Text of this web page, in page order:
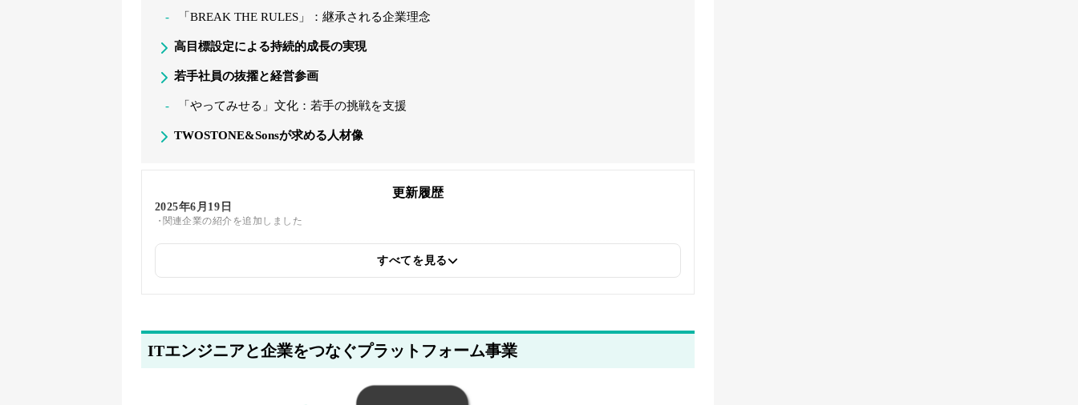
「BREAK THE RULES」：継承される企業理念
高目標設定による持続的成長の実現
若手社員の抜擢と経営参画
「やってみせる」文化：若手の挑戦を支援
TWOSTONE&Sonsが求める人材像
更新履歴
2025年6月19日
関連企業の紹介を追加しました
筆者情報を更新しました
すべてを見る
ITエンジニアと企業をつなぐプラットフォーム事業